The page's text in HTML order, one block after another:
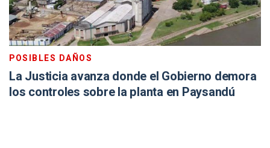
POSIBLES DAÑOS
La Justicia avanza donde el Gobierno demora
los controles sobre la planta en Paysandú